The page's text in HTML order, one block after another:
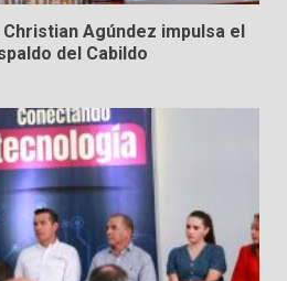
Agúndez impulsa el
del Cabildo